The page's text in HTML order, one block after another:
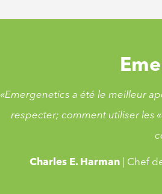
«Emergenetics a été le meilleur
respecter; comment utiliser les
Charles E. Harman | Chef